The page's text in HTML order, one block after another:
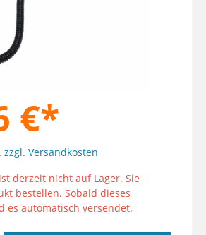
€*
Versandkosten
derzeit nicht auf Lager. Sie
bestellen. Sobald dieses
es automatisch versendet.